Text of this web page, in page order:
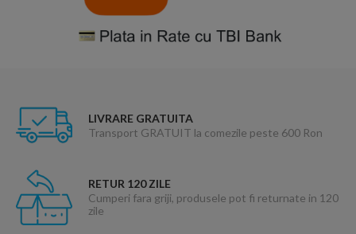
LIVRARE GRATUITA
Transport GRATUIT la comezile peste 600 Ron
RETUR 120 ZILE
Cumperi fara griji, produsele pot fi returnate in 120
zile